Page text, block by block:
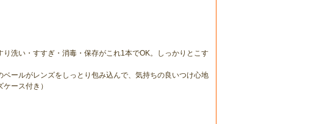
洗い・すすぎ・消毒・保存がこれ1本でOK。しっかりとこす
ールがレンズをしっとり包み込んで、気持ちの良いつけ心地
ース付き）